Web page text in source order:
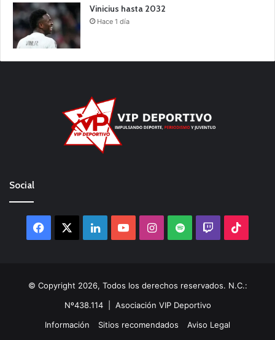
Vinicius hasta 2032
Hace 1 día
Social
Facebook LinkedInYouTubeInstagram
Spotify Twitch
© Copyright 2026, Todos los derechos reservados. N.C.:
Nº438.114 | Asociación VIP Deportivo
Información
Sitios recomendados
Aviso Legal